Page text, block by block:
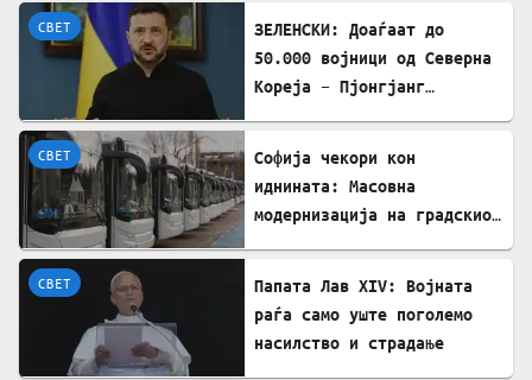
СВЕТ
ЗЕЛЕНСКИ: Доаѓаат до
50.000 војници од Северна
Кореја – Пјонгјанг
СВЕТ
Софија чекори кон
иднината: Масовна
модернизација на градскиот
СВЕТ
Папата Лав XIV: Војната
раѓа само уште поголемо
насилство и страдање